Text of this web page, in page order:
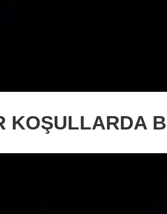
KOŞULLARDA